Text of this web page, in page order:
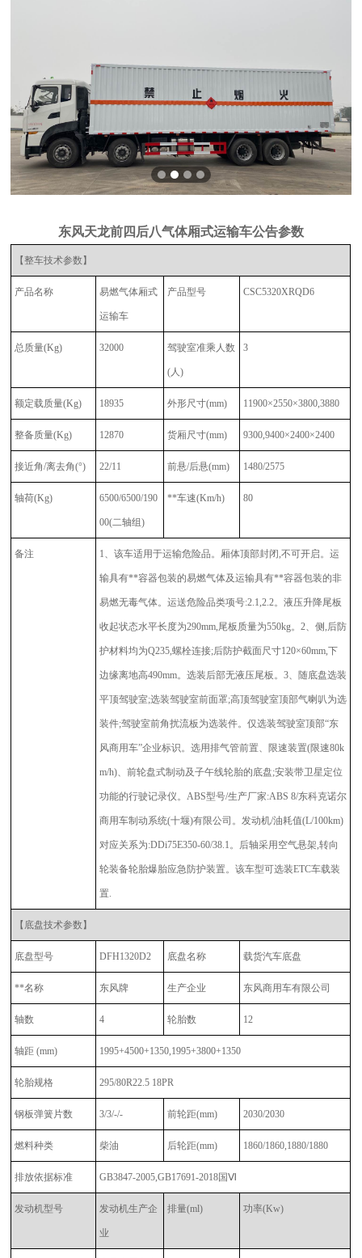
东风天龙前四后八气体厢式运输车公告参数
【整车技术参数】
产品名称 易燃气体厢式
运输车
产品型号 CSC5320XRQD6
总质量(Kg) 32000 驾驶室准乘人数
(人)
3
额定载质量(Kg) 18935 外形尺寸(mm) 11900×2550×3800,3880
整备质量(Kg) 12870 货厢尺寸(mm) 9300,9400×2400×2400
接近角/离去角(°) 22/11 前悬/后悬(mm) 1480/2575
轴荷(Kg) 6500/6500/190
00(二轴组)
**车速(Km/h) 80
备注 1、该车适用于运输危险品。厢体顶部封闭,不可开启。运
输具有**容器包装的易燃气体及运输具有**容器包装的非
易燃无毒气体。运送危险品类项号:2.1,2.2。液压升降尾板
收起状态水平长度为290mm,尾板质量为550kg。2、侧,后防
护材料均为Q235,螺栓连接;后防护截面尺寸120×60mm,下
边缘离地高490mm。选装后部无液压尾板。3、随底盘选装
平顶驾驶室;选装驾驶室前面罩;高顶驾驶室顶部气喇叭为选
装件;驾驶室前角扰流板为选装件。仅选装驾驶室顶部“东
风商用车”企业标识。选用排气管前置、限速装置(限速80k
m/h)、前轮盘式制动及子午线轮胎的底盘;安装带卫星定位
功能的行驶记录仪。ABS型号/生产厂家:ABS 8/东科克诺尔
商用车制动系统(十堰)有限公司。发动机/油耗值(L/100km)
对应关系为:DDi75E350-60/38.1。后轴采用空气悬架,转向
轮装备轮胎爆胎应急防护装置。该车型可选装ETC车载装
置.
【底盘技术参数】
底盘型号 DFH1320D2 底盘名称 载货汽车底盘
**名称 东风牌 生产企业 东风商用车有限公司
轴数 4 轮胎数 12
轴距 (mm) 1995+4500+1350,1995+3800+1350
轮胎规格 295/80R22.5 18PR
钢板弹簧片数 3/3/-/- 前轮距(mm) 2030/2030
燃料种类 柴油 后轮距(mm) 1860/1860,1880/1880
排放依据标准 GB3847-2005,GB17691-2018国Ⅵ
发动机型号 发动机生产企
业
排量(ml) 功率(Kw)